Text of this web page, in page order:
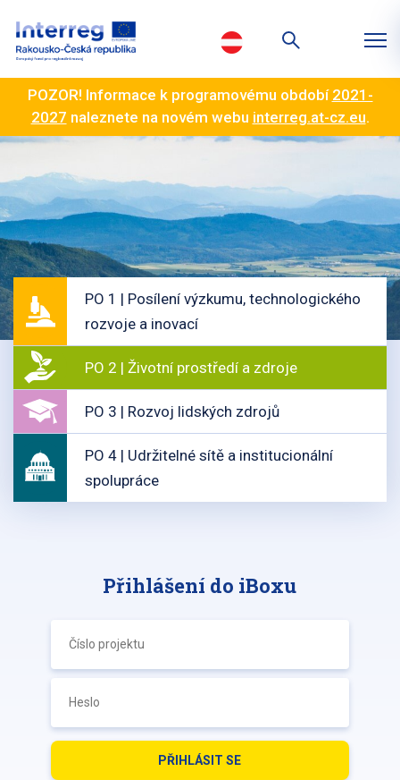
POZOR! Informace k programovému období 2021-
2027 naleznete na novém webu interreg.at-cz.eu.
PO 1 | Posílení výzkumu, technologického
rozvoje a inovací
PO 2 | Životní prostředí a zdroje
PO 3 | Rozvoj lidských zdrojů
PO 4 | Udržitelné sítě a institucionální
spolupráce
Přihlášení do iBoxu